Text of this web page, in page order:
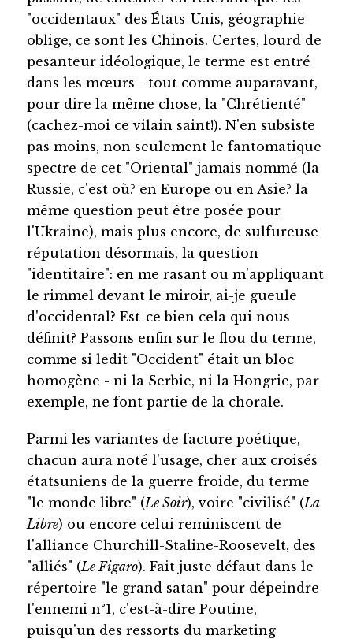
"occidentaux" des États-Unis, géographie
oblige, ce sont les Chinois. Certes, lourd de
pesanteur idéologique, le terme est entré
dans les mœurs - tout comme auparavant,
pour dire la même chose, la "Chrétienté"
(cachez-moi ce vilain saint!). N'en subsiste
pas moins, non seulement le fantomatique
spectre de cet "Oriental" jamais nommé (la
Russie, c'est où? en Europe ou en Asie? la
même question peut être posée pour
l'Ukraine), mais plus encore, de sulfureuse
réputation désormais, la question
"identitaire": en me rasant ou m'appliquant
le rimmel devant le miroir, ai-je gueule
d'occidental? Est-ce bien cela qui nous
définit? Passons enfin sur le flou du terme,
comme si ledit "Occident" était un bloc
homogène - ni la Serbie, ni la Hongrie, par
exemple, ne font partie de la chorale.
Parmi les variantes de facture poétique,
chacun aura noté l'usage, cher aux croisés
étatsuniens de la guerre froide, du terme
"le monde libre" (Le Soir), voire "civilisé" (La
Libre) ou encore celui reminiscent de
l'alliance Churchill-Staline-Roosevelt, des
"alliés" (Le Figaro). Fait juste défaut dans le
répertoire "le grand satan" pour dépeindre
l'ennemi n°1, c'est-à-dire Poutine,
puisqu'un des ressorts du marketing